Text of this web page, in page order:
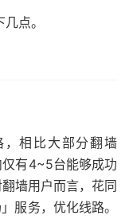
点。
，相比大部分翻墙
有4~5台能够成功
墙用户而言，花同
服务，优化线路。